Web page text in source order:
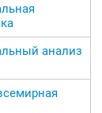
анализ